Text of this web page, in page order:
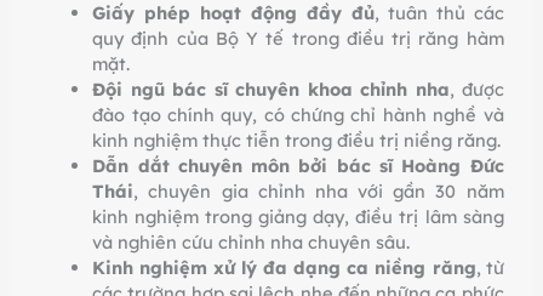
Giấy phép hoạt động đầy đủ, tuân thủ các
quy định của Bộ Y tế trong điều trị răng hàm
mặt.
Đội ngũ bác sĩ chuyên khoa chỉnh nha, được
đào tạo chính quy, có chứng chỉ hành nghề và
kinh nghiệm thực tiễn trong điều trị niềng răng.
Dẫn dắt chuyên môn bởi bác sĩ Hoàng Đức
Thái, chuyên gia chỉnh nha với gần 30 năm
kinh nghiệm trong giảng dạy, điều trị lâm sàng
và nghiên cứu chỉnh nha chuyên sâu.
Kinh nghiệm xử lý đa dạng ca niềng răng, từ